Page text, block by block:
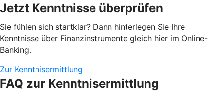
Jetzt Kenntnisse überprüfen
Sie fühlen sich startklar? Dann hinterlegen Sie Ihre
Kenntnisse über Finanzinstrumente gleich hier im Online-
Banking.
Zur Kenntnisermittlung
FAQ zur Kenntnisermittlung